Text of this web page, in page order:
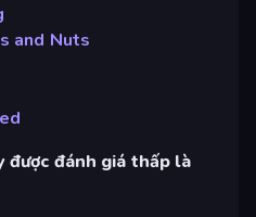
and Nuts
được đánh giá thấp là